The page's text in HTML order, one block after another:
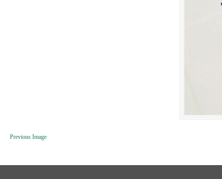
Previous Image